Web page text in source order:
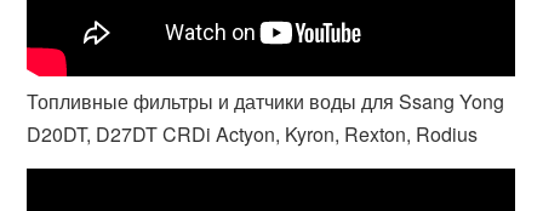
Топливные фильтры и датчики воды для Ssang Yong
D20DT, D27DT CRDi Actyon, Kyron, Rexton, Rodius